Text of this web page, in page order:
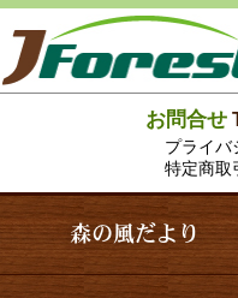
お問合せ
プライバ
特定商取
森の風だより